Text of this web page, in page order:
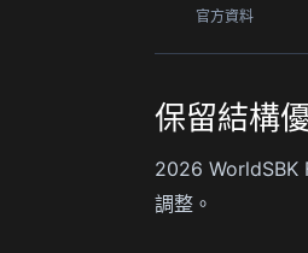
官方資料
保留結構
2026 WorldSBK
調整。